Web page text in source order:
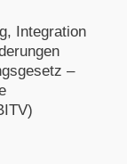
Integration
–